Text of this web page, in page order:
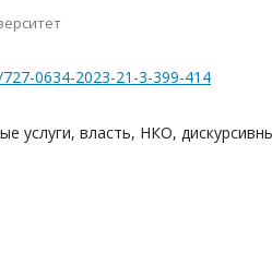
0634-2023-21-3-399-414
услуги, власть, НКО,